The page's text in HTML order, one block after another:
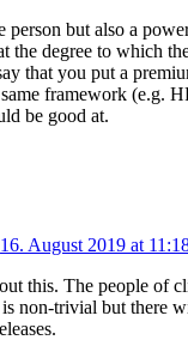
person but also a
the degree to which
that you put a
framework (e.g.
be good at.
16. August 2019 at
this. The people of
non-trivial but there